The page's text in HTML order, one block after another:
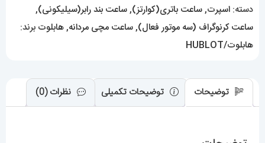
دسته: اسپرت,ساعت باتری(کوارتز),ساعت بند رابر(سیلیکونی),
ساعت کرنوگراف (سه موتور فعال),ساعت مچی مردانه,هابلوت برند:
هابلوت/HUBLOT
توضیحات توضیحات تکمیلی نظرات (0)